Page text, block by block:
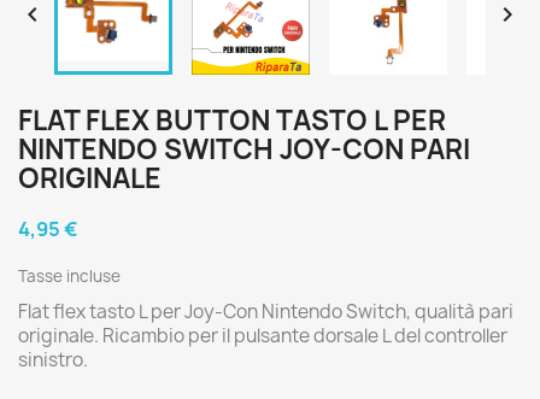
 
FLAT FLEX BUTTON TASTO L PER
NINTENDO SWITCH JOY-CON PARI
ORIGINALE
4,95 €
Tasse incluse
Flat flex tasto L per Joy-Con Nintendo Switch, qualità pari
originale. Ricambio per il pulsante dorsale L del controller
sinistro.